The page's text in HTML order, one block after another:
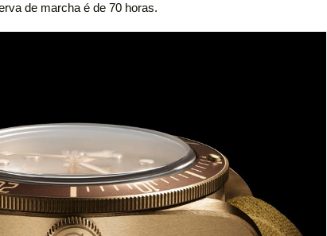
de marcha é de 70 horas.